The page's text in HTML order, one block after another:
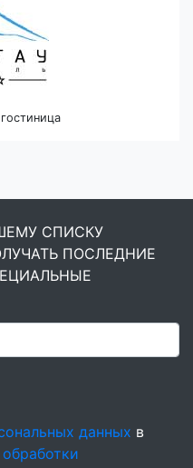
СПИСКУ
ПОСЛЕДНИЕ
данных в